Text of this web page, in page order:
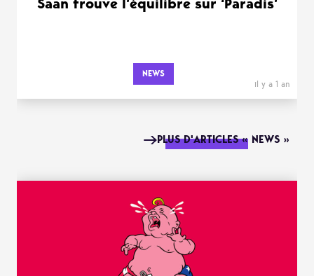
NEWS
il y a 1 an
PLUS D'ARTICLES « NEWS »